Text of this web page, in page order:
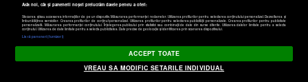
Setări cookies
Atât noi, cât și partenerii noștri prelucrăm datele pentru a oferi:
Stocarea și/sau accesarea informațiilor de pe un dispozitiv. Măsurarea performanței reclamelor. Utilizarea profilurilor pentru selectarea conținutului personalizat. Dezvoltarea și
îmbunătățirea serviciilor. Crearea profilurilor de conținut personalizat. Utilizarea profilurilor pentru selectarea publicității personalizate. Crearea profilurilor pentru publicitate
personalizată. Măsurarea performanței conținutului. Înțelegerea publicului prin statistici sau combinații de date din surse diferite. Utilizarea datelor limitate pentru a selecta
conținutul. Utilizarea de date limitate pentru a selecta publicitatea. Date precise de geolocație și identificarea prin scanarea dispozitivului.
Listă parteneri (furnizori)
ACCEPT TOATE
VREAU SA MODIFIC SETARILE INDIVIDUAL